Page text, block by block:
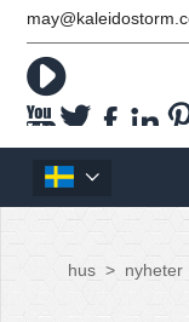

  

hus > nyheter